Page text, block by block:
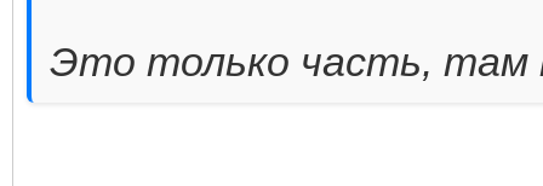
Это только часть, там